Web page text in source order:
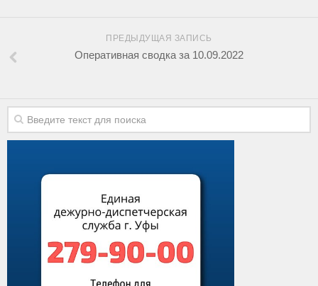
ПРЕДЫДУЩАЯ ЗАПИСЬ
Оперативная сводка за 10.09.2022